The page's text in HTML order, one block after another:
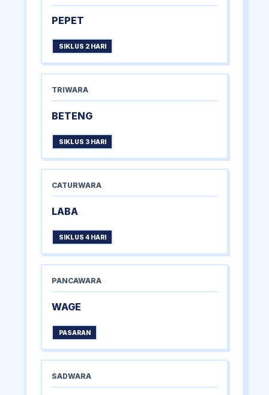
PEPET
SIKLUS 2 HARI
TRIWARA
BETENG
SIKLUS 3 HARI
CATURWARA
LABA
SIKLUS 4 HARI
PANCAWARA
WAGE
PASARAN
SADWARA